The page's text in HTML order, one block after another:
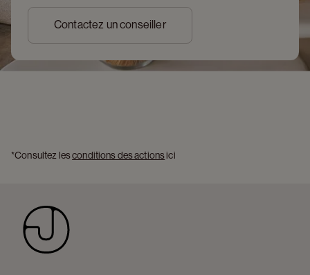
Contactez un conseiller
*Consultez les conditions des actions ici